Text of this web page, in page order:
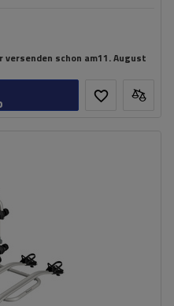
versenden schon am11. August
kg
Aluminiumkonstruktion